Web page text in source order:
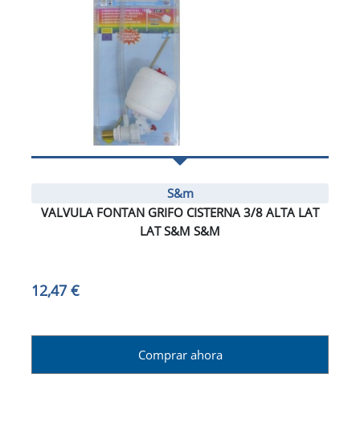
S&m
VALVULA FONTAN GRIFO CISTERNA 3/8 ALTA LAT
LAT S&M S&M
12,47 €
Comprar ahora